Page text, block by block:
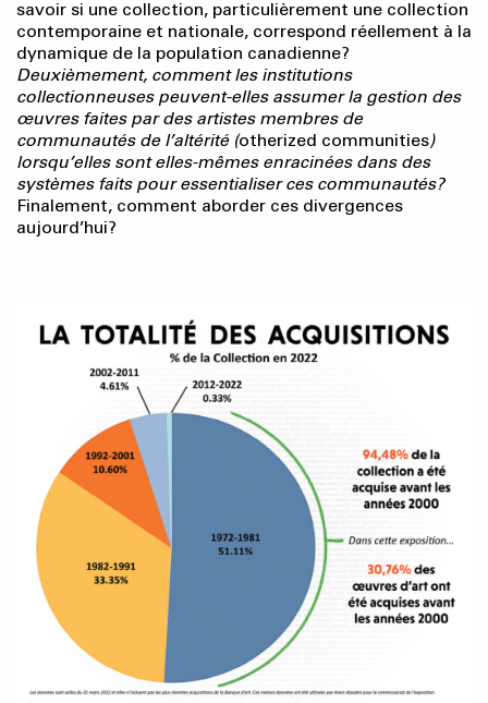
savoir si une collection, particulièrement une collection
contemporaine et nationale, correspond réellement à la
dynamique de la population canadienne?
Deuxièmement, comment les institutions
collectionneuses peuvent-elles assumer la gestion des
œuvres faites par des artistes membres de
communautés de l’altérité (otherized communities)
lorsqu’elles sont elles-mêmes enracinées dans des
systèmes faits pour essentialiser ces communautés?
Finalement, comment aborder ces divergences
aujourd’hui?